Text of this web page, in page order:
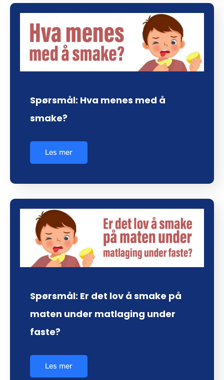
Spørsmål: Hva menes med å
smake?
Les mer
Spørsmål: Er det lov å smake på
maten under matlaging under
faste?
Les mer